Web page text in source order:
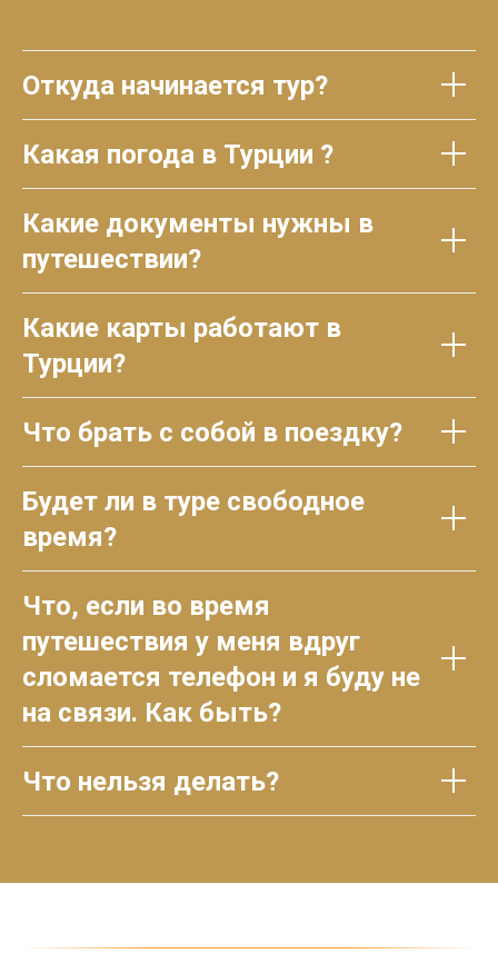
Откуда начинается тур?
Какая погода в Турции ?
Какие документы нужны в
путешествии?
Какие карты работают в
Турции?
Что брать с собой в поездку?
Будет ли в туре свободное
время?
Что, если во время
путешествия у меня вдруг
сломается телефон и я буду не
на связи. Как быть?
Что нельзя делать?